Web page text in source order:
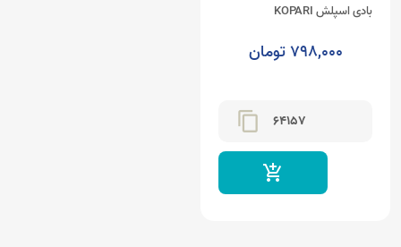
بادی اسپلش KOPARI
798,000 تومان
64157
content_copy
add_shopping_cart